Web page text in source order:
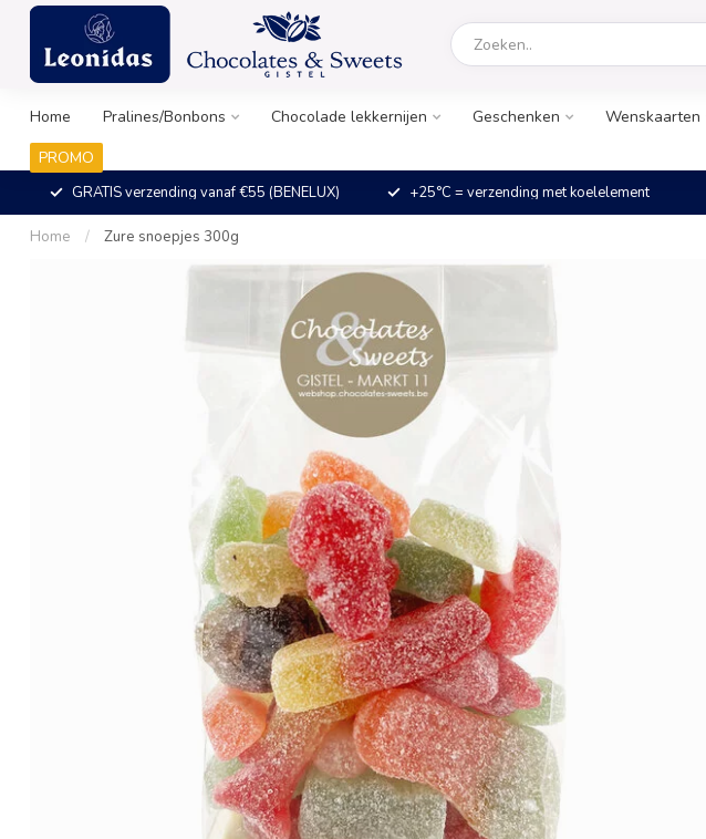
Home Pralines/Bonbons Chocolade lekkernijen Geschenken Wenskaarten
PROMO
GRATIS verzending vanaf €55 (BENELUX) +25°C = verzending met koelelement
Home / Zure snoepjes 300g